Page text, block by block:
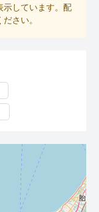
示しています。配
さい。